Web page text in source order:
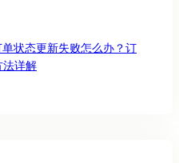
状态更新失败怎么办？订
法详解